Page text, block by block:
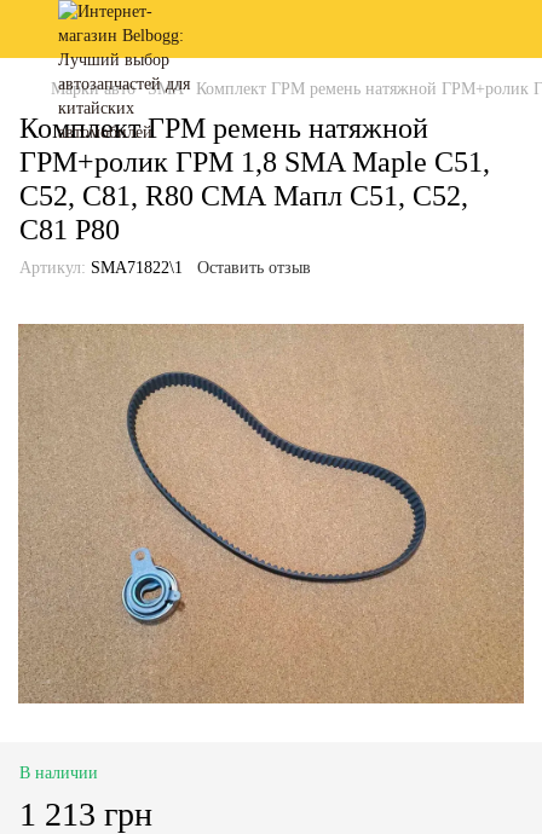
Марки авто SMA Комплект ГРМ ремень натяжной
Комплект ГРМ ремень натяжной
ГРМ+ролик ГРМ 1,8 SMA Maple C51,
C52, C81, R80 СМА Мапл С51, С52,
С81 Р80
Артикул: SMA71822\1 Оставить отзыв
В наличии
1 213 грн